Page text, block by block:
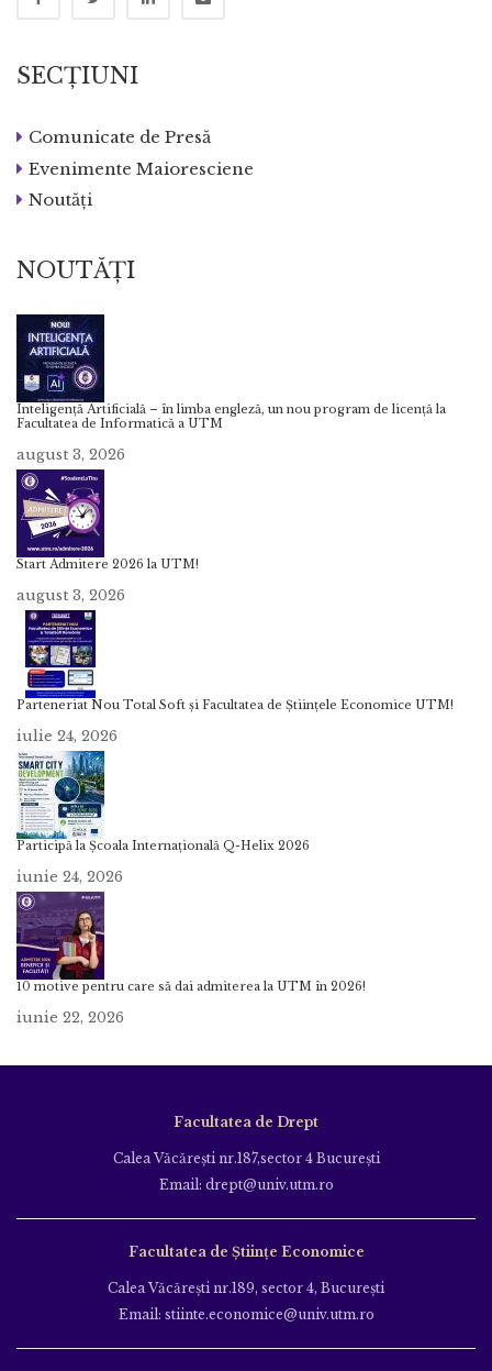
SECȚIUNI
Comunicate de Presă
Evenimente Maioresciene
Noutăți
NOUTĂȚI
Inteligență Artificială – în limba engleză, un nou program de licență la
Facultatea de Informatică a UTM
august 3, 2026
Start Admitere 2026 la UTM!
august 3, 2026
Parteneriat Nou Total Soft și Facultatea de Științele Economice UTM!
iulie 24, 2026
Participă la Școala Internațională Q-Helix 2026
iunie 24, 2026
10 motive pentru care să dai admiterea la UTM în 2026!
iunie 22, 2026
Facultatea de Drept
Calea Văcăreşti nr.187,sector 4 Bucureşti
Email: drept@univ.utm.ro
Facultatea de Științe Economice
Calea Văcăreşti nr.189, sector 4, Bucureşti
Email: stiinte.economice@univ.utm.ro